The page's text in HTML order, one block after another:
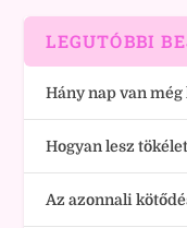
LEGUTÓBBI
Hány nap van
Hogyan lesz
Az azonnali